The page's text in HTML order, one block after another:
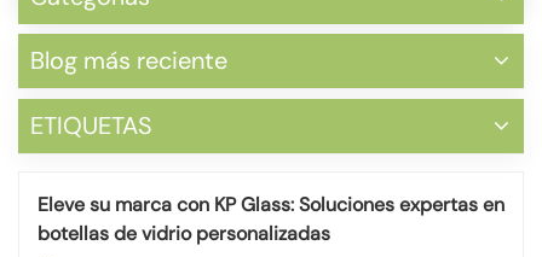
Blog más reciente
ETIQUETAS
Eleve su marca con KP Glass: Soluciones expertas en
botellas de vidrio personalizadas